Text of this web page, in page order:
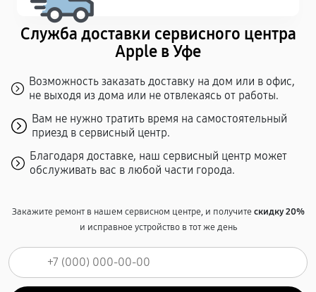
Служба доставки сервисного центра
Apple в Уфе
Возможность заказать доставку на дом или в офис,
не выходя из дома или не отвлекаясь от работы.
Вам не нужно тратить время на самостоятельный
приезд в сервисный центр.
Благодаря доставке, наш сервисный центр может
обслуживать вас в любой части города.
Закажите ремонт в нашем сервисном центре, и получитескидку 20%
и исправное устройство в тот же день